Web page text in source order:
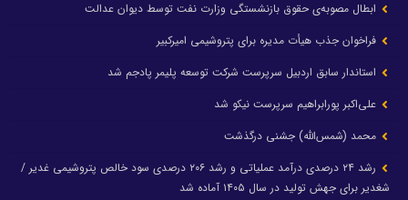
ابطال مصوبه‌ی حقوق بازنشستگی وزارت نفت توسط دیوان عدالت
فراخوان جذب هیأت مدیره برای پتروشیمی امیرکبیر
استاندار سابق اردبیل سرپرست شرکت توسعه پلیمر پادجم شد
علی‌اکبر پورابراهیم سرپرست نیکو شد
محمد (شمس‌الله) جشنی درگذشت
رشد ۲۴ درصدی درآمد عملیاتی و رشد ۲۰۶ درصدی سود خالص پتروشیمی غدیر /
شغدیر برای جهش تولید در سال ۱۴۰۵ آماده شد